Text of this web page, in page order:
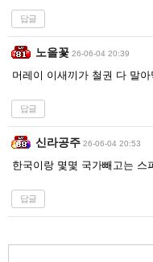
답글
노을꽃 26-06-04 20:39
머레이 이새끼가 철권 다 말아
답글
신라공주 26-06-04 20:53
한국이랑 몇몇 국가빼고는 스
답글